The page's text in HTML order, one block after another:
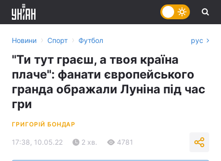
Новини › Спорт › Футбол рус
"Ти тут граєш, а твоя країна
плаче": фанати європейського
гранда ображали Луніна під час
гри
ГРИГОРІЙ БОНДАР
17:38, 10.05.22 2 хв. 4781